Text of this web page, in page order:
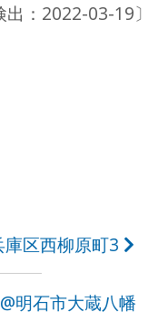
出：2022-03-19〕
庫区西柳原町3
明石市大蔵八幡